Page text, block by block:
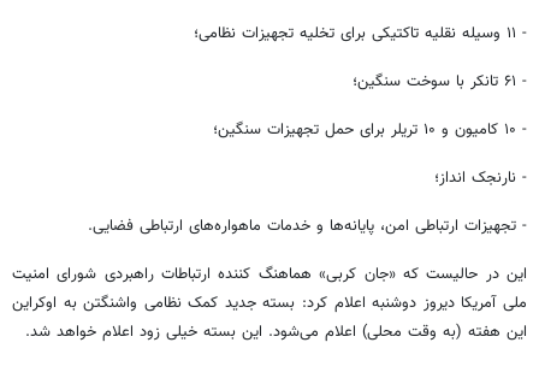
- ۱۱ وسیله نقلیه تاکتیکی برای تخلیه تجهیزات نظامی؛
- ۶۱ تانکر با سوخت سنگین؛
- ۱۰ کامیون و ۱۰ تریلر برای حمل تجهیزات سنگین؛
- نارنجک انداز؛
- تجهیزات ارتباطی امن، پایانه‌ها و خدمات ماهواره‌های ارتباطی فضایی.
این در حالیست که «جان کربی» هماهنگ کننده ارتباطات راهبردی شورای امنیت
ملی آمریکا دیروز دوشنبه اعلام کرد: بسته جدید کمک نظامی واشنگتن به اوکراین
این هفته (به وقت محلی) اعلام می‌شود. این بسته خیلی زود اعلام خواهد شد.